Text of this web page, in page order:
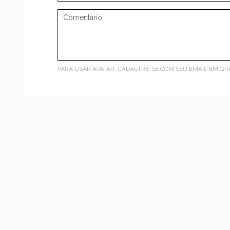
PARA USAR AVATAR, CADASTRE-SE COM SEU EMAIL EM